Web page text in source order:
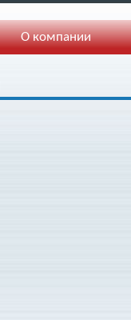
О компании